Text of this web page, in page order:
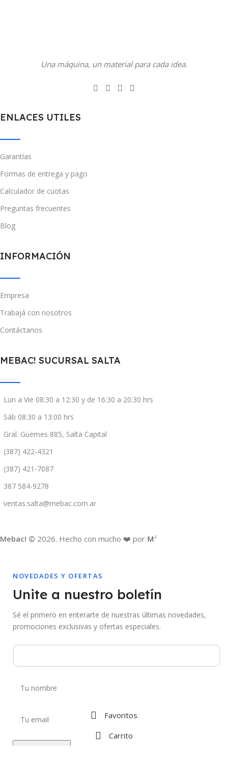
Una máquina, un material para cada idea.
ENLACES UTILES
Garantías
Formas de entrega y pago
Calculador de cuotas
Preguntas frecuentes
Blog
INFORMACIÓN
Empresa
Trabajá con nosotros
Contáctanos
MEBAC! SUCURSAL SALTA
Lun a Vie 08:30 a 12:30 y de 16:30 a 20:30 hrs
Sáb 08:30 a 13:00 hrs
Gral. Güemes 885, Salta Capital
(387) 422-4321
(387) 421-7087
387 584-9278
ventas.salta@mebac.com.ar
Mebac! © 2026. Hecho con mucho ❤️ por M 2
NOVEDADES Y OFERTAS
Unite a nuestro boletín
Sé el primero en enterarte de nuestras últimas novedades,
promociones exclusivas y ofertas especiales.
Favoritos
Carrito